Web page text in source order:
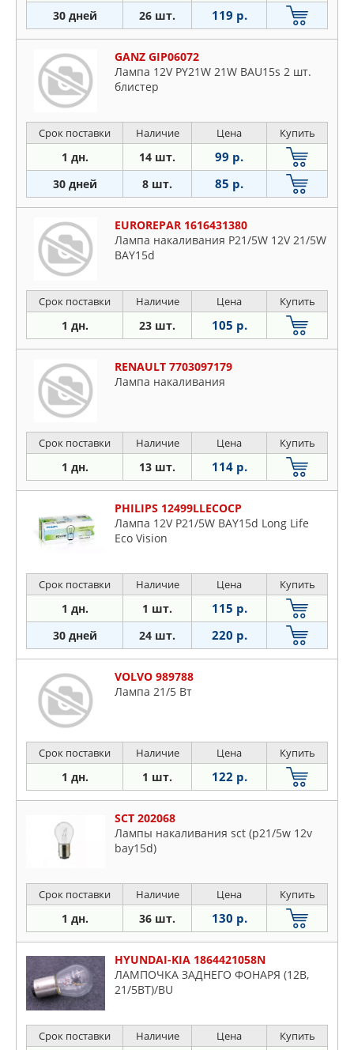
30 дней 26 шт. 119 р.
GANZ GIP06072
Лампа 12V PY21W 21W BAU15s 2 шт.
блистер
Срок поставки Наличие Цена Купить
1 дн. 14 шт. 99 р.
30 дней 8 шт. 85 р.
EUROREPAR 1616431380
Лампа накаливания P21/5W 12V 21/5W
BAY15d
Срок поставки Наличие Цена Купить
1 дн. 23 шт. 105 р.
RENAULT 7703097179
Лампа накаливания
Срок поставки Наличие Цена Купить
1 дн. 13 шт. 114 р.
PHILIPS 12499LLECOCP
Лампа 12V P21/5W BAY15d Long Life
Eco Vision
Срок поставки Наличие Цена Купить
1 дн. 1 шт. 115 р.
30 дней 24 шт. 220 р.
VOLVO 989788
Лампа 21/5 Вт
Срок поставки Наличие Цена Купить
1 дн. 1 шт. 122 р.
SCT 202068
Лампы накаливания sct (p21/5w 12v
bay15d)
Срок поставки Наличие Цена Купить
1 дн. 36 шт. 130 р.
HYUNDAI-KIA 1864421058N
ЛАМПОЧКА ЗАДНЕГО ФОНАРЯ (12В,
21/5ВТ)/BU
Срок поставки Наличие Цена Купить